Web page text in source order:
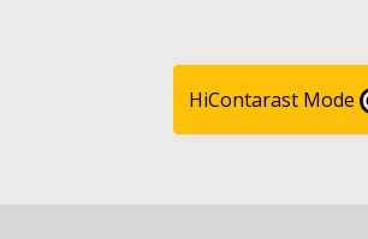
HiContarast Mode